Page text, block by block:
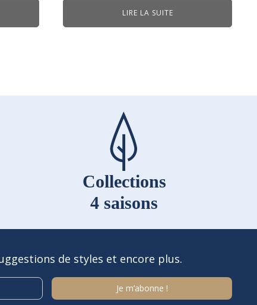
LIRE LA SUITE
Collections
4 saisons
de styles et encore plus.